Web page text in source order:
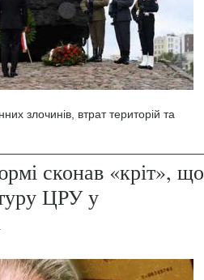
злочинів, втрат територій та
сконав «кріт», що
ЦРУ у